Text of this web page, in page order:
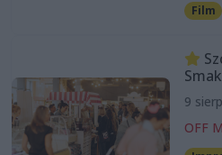
Film
9
OFF